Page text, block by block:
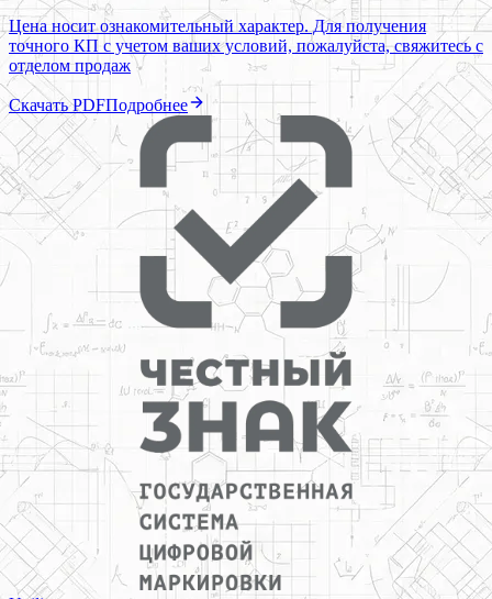
Цена носит ознакомительный характер. Для получения
точного КП с учетом ваших условий, пожалуйста, свяжитесь с
отделом продаж
Скачать PDFПодробнее